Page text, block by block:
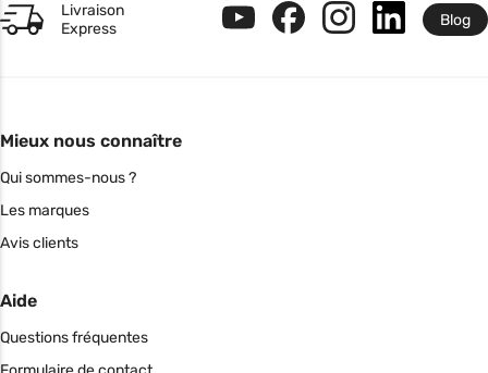
Livraison
Express
Blog
Mieux nous connaître
Qui sommes-nous ?
Les marques
Avis clients
Aide
Questions fréquentes